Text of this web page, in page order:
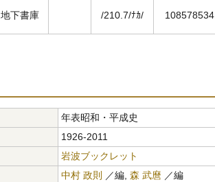
地下書庫 /210.7/ﾅｶ/ 108578534
年表昭和・平成史
1926-2011
岩波ブックレット
中村 政則 ／編, 森 武麿 ／編